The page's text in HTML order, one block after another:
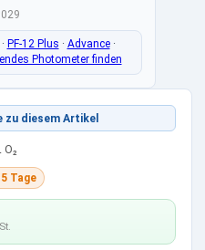
· PF-12 Plus · Advance·
Photometer finden
diesem Artikel
Tage